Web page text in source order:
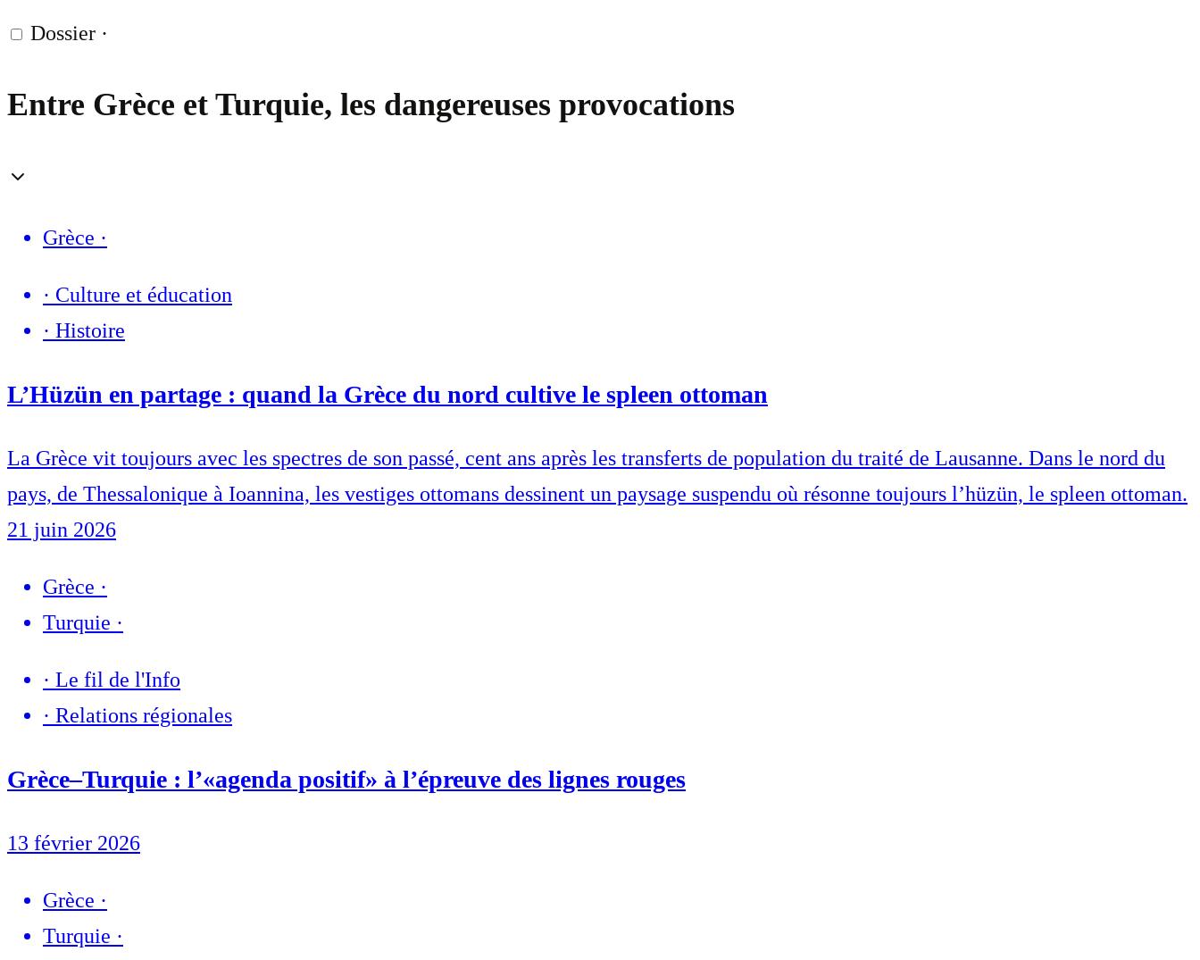
Dossier ·
Entre Grèce et Turquie, les dangereuses provocations
Grèce ·
· Culture et éducation
· Histoire
L’Hüzün en partage : quand la Grèce du nord cultive le spleen ottoman
La Grèce vit toujours avec les spectres de son passé, cent ans après les transferts de population du traité de Lausanne. Dans le nord du
pays, de Thessalonique à Ioannina, les vestiges ottomans dessinent un paysage suspendu où résonne toujours l’hüzün, le spleen ottoman.
21 juin 2026
Grèce ·
Turquie ·
· Le fil de l'Info
· Relations régionales
Grèce–Turquie : l’«agenda positif» à l’épreuve des lignes rouges
13 février 2026
Grèce ·
Turquie ·